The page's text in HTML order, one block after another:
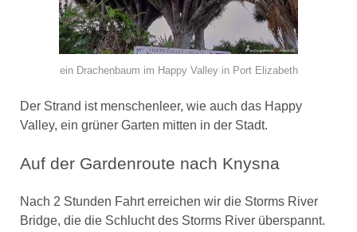
ein Drachenbaum im Happy Valley in Port Elizabeth
Der Strand ist menschenleer, wie auch das Happy
Valley, ein grüner Garten mitten in der Stadt.
Auf der Gardenroute nach Knysna
Nach 2 Stunden Fahrt erreichen wir die Storms River
Bridge, die die Schlucht des Storms River überspannt.